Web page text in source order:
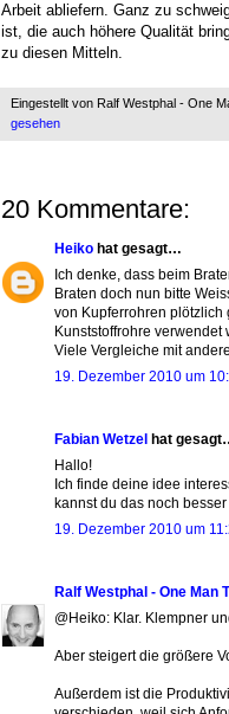
Arbeit abliefern. Ganz zu
ist, die auch höhere Qualität
zu diesen Mitteln.
Eingestellt von Ralf Westphal - One
gesehen
20 Kommentare:
Heiko hat gesagt…
Ich denke, dass beim
Braten doch nun bitte
von Kupferrohren plötzlich
Kunststoffrohre verwendet
Viele Vergleiche mit
19. Dezember 2010 um
Fabian Wetzel hat
Hallo!
Ich finde deine idee
kannst du das noch
19. Dezember 2010 um
Ralf Westphal - One Man
@Heiko: Klar. Klempner
Aber steigert die größere
Außerdem ist die